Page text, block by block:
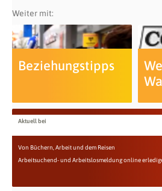
Weiter mit:
Beziehungstipps
Aktuell bei
Von Büchern, Arbeit und dem Reisen
Arbeitsuchend- und Arbeitslosmeldung online